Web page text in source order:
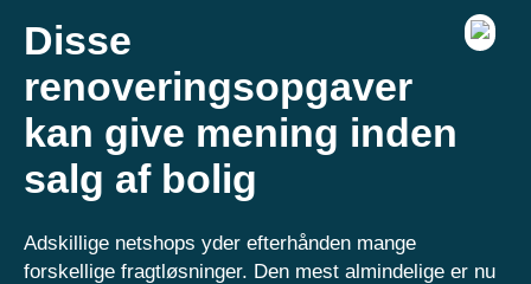
Disse
renoveringsopgaver
kan give mening inden
salg af bolig
Adskillige netshops yder efterhånden mange
forskellige fragtløsninger. Den mest almindelige er nu